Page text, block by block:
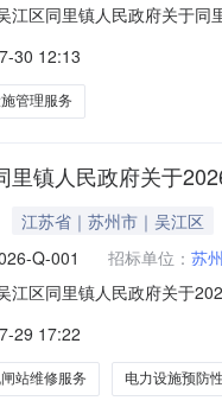
江区同里镇人民政府关于
管道设施管理服务项目
30 12:13
管理服务
里镇人民政府关于
江苏省｜苏州市｜吴江区
Q-001 招标单位： 苏
江区同里镇人民政府关于
同里镇闸站电力设施预防
陵街道
29 17:22
站维修服务 电力设施预防